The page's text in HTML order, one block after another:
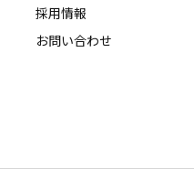
採用情報
お問い合わせ